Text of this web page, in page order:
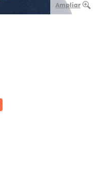
Ampliar